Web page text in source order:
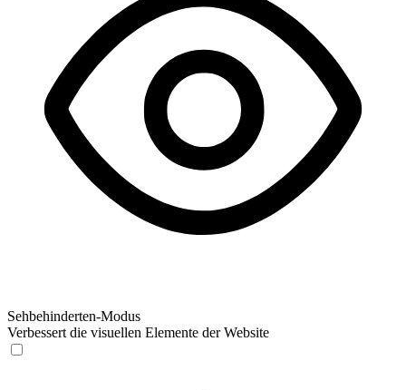
Sehbehinderten-Modus
Verbessert die visuellen Elemente der Website